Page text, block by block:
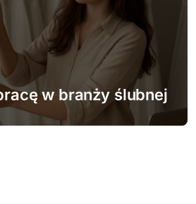
w branży ślubnej